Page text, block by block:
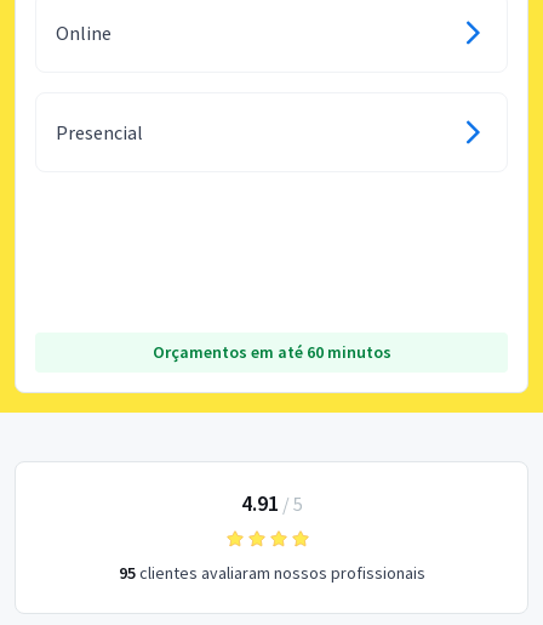
Online
Presencial
Orçamentos em até 60 minutos
4.91 / 5
95clientes avaliaram nossos profissionais